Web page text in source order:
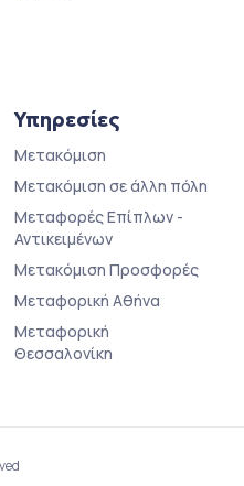
Υπηρεσίες
Μετακόμιση
Μετακόμιση σε άλλη πόλη
Μεταφορές Επίπλων -
Αντικειμένων
Μετακόμιση Προσφορές
Μεταφορική Αθήνα
Μεταφορική
Θεσσαλονίκη